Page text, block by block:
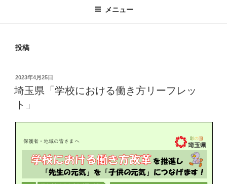
メニュー
投稿
投
稿
日:
2023年4月25日
埼玉県「学校における働き方リーフレッ
ト」